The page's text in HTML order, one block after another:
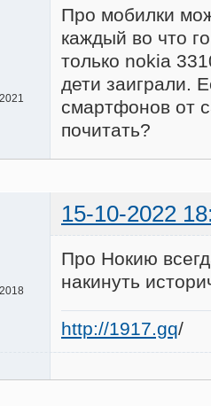
Про мобилки
каждый во что
только nokia
дети заиграли.
смартфонов от
почитать?
15-10-2022
Про Нокию
накинуть
http://1917.gq/